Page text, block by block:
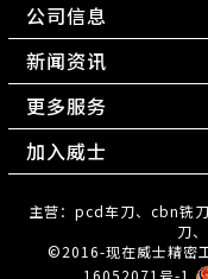
公司信息
新闻资讯
更多服务
加入威士
主营：pcd车刀、cbn铣
刀
©2016-现在威士精密